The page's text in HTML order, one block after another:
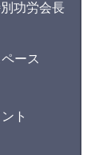
功労会長
ース
ト